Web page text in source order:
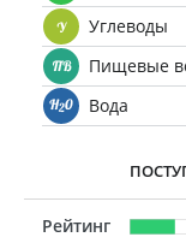
Углеводы
Пищевые
Вода
Рейтинг